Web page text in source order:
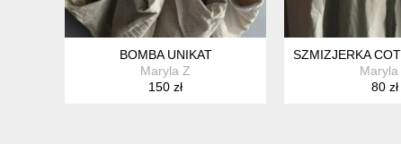
BOMBA UNIKAT
Maryla Z
150 zł
SZMIZJERKA
Maryla
80 zł